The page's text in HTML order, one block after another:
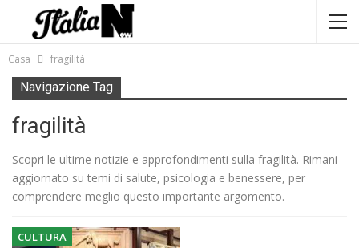
Casa fragilità
Navigazione Tag
fragilità
Scopri le ultime notizie e approfondimenti sulla fragilità. Rimani
aggiornato su temi di salute, psicologia e benessere, per
comprendere meglio questo importante argomento.
CULTURA